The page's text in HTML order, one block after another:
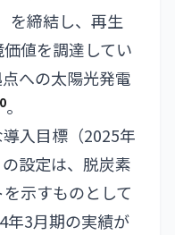
を締結し、再生
値を調達してい
への太陽光発電
。
入目標（2025年
設定は、脱炭素
示すものとして
年3月期の実績が